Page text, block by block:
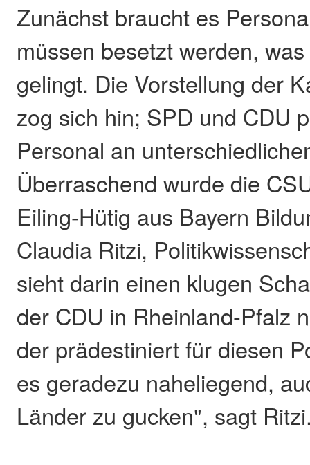
Zunächst braucht es
müssen besetzt werden,
gelingt. Die Vorstellung der
zog sich hin; SPD und CDU
Personal an
Überraschend wurde die
Eiling-Hütig aus Bayern
Claudia Ritzi,
sieht darin einen klugen
der CDU in Rheinland-Pfalz
der prädestiniert für diesen
es geradezu naheliegend,
Länder zu gucken", sagt